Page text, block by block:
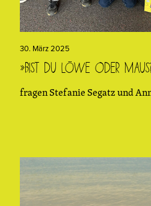
30. März 2025
»Bist du Löwe oder
fragen Stefanie Segatz und